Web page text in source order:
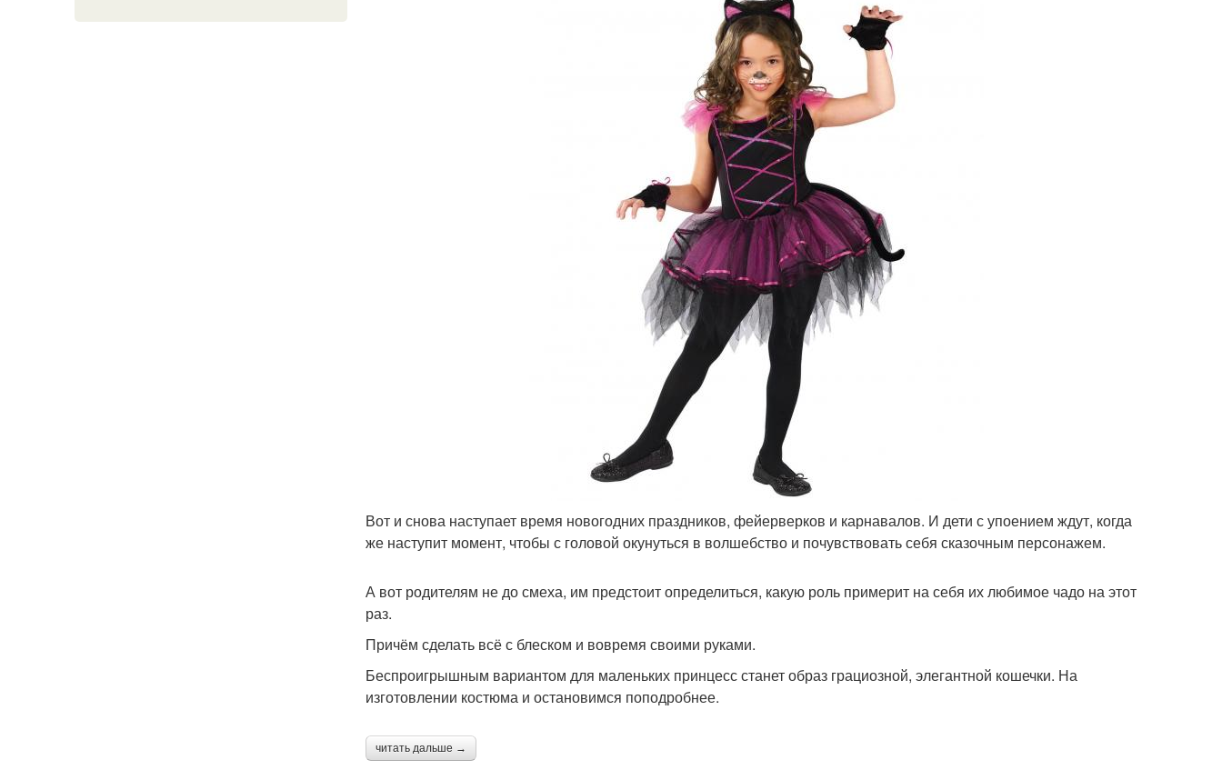
Вот и снова наступает время новогодних праздников, фейерверков и карнавалов. И дети с упоением ждут, когда
же наступит момент, чтобы с головой окунуться в волшебство и почувствовать себя сказочным персонажем.
А вот родителям не до смеха, им предстоит определиться, какую роль примерит на себя их любимое чадо на этот
раз.
Причём сделать всё с блеском и вовремя своими руками.
Беспроигрышным вариантом для маленьких принцесс станет образ грациозной, элегантной кошечки. На
изготовлении костюма и остановимся поподробнее.
читать дальше →